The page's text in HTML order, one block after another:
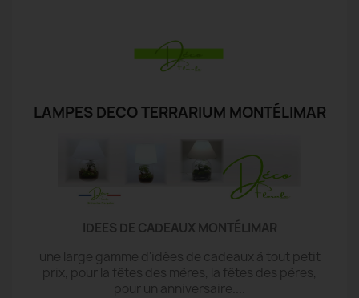
LAMPES DECO TERRARIUM MONTÉLIMAR
IDEES DE CADEAUX MONTÉLIMAR
une large gamme d'idées de cadeaux à tout petit
prix, pour la fêtes des mères, la fêtes des pères,
pour un anniversaire....